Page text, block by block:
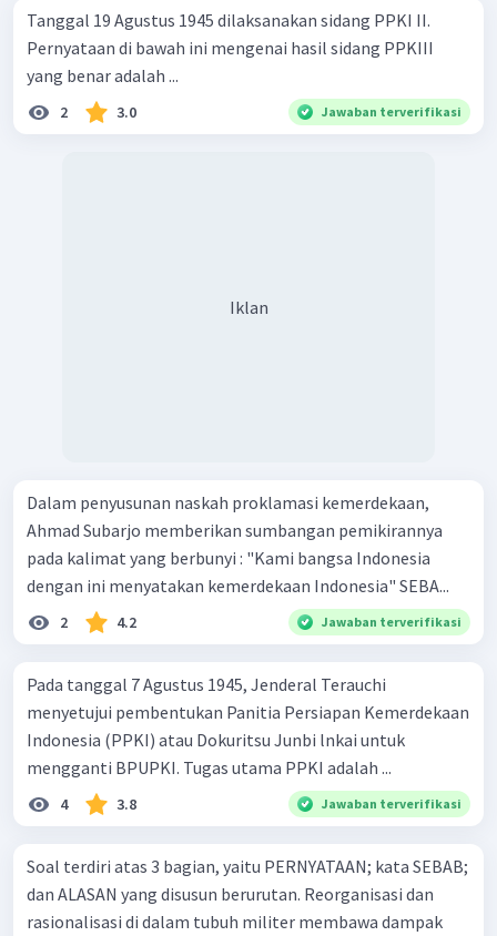
Tanggal 19 Agustus 1945 dilaksanakan sidang PPKI II.
Pernyataan di bawah ini mengenai hasil sidang PPKIII
yang benar adalah ...
2 3.0 Jawaban terverifikasi
Iklan
Dalam penyusunan naskah proklamasi kemerdekaan,
Ahmad Subarjo memberikan sumbangan pemikirannya
pada kalimat yang berbunyi : "Kami bangsa Indonesia
dengan ini menyatakan kemerdekaan Indonesia" SEBA...
2 4.2 Jawaban terverifikasi
Pada tanggal 7 Agustus 1945, Jenderal Terauchi
menyetujui pembentukan Panitia Persiapan Kemerdekaan
Indonesia (PPKI) atau Dokuritsu Junbi lnkai untuk
mengganti BPUPKI. Tugas utama PPKI adalah ...
4 3.8 Jawaban terverifikasi
Soal terdiri atas 3 bagian, yaitu PERNYATAAN; kata SEBAB;
dan ALASAN yang disusun berurutan. Reorganisasi dan
rasionalisasi di dalam tubuh militer membawa dampak